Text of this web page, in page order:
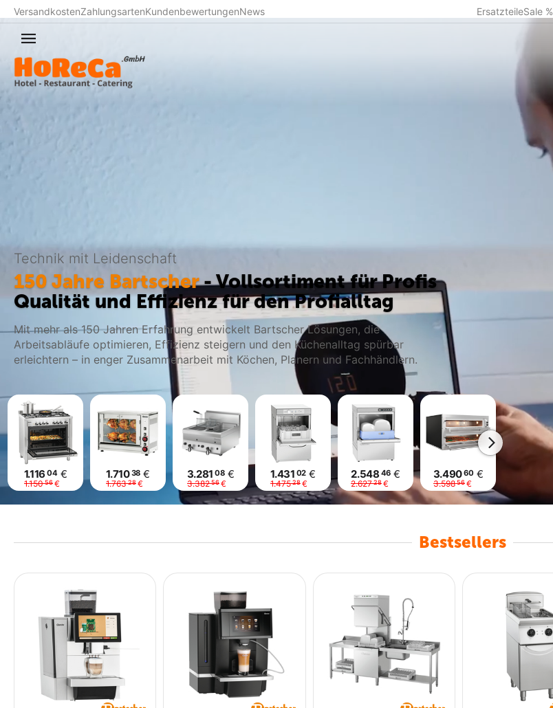
VersandkostenZahlungsartenKundenbewertungenNews ErsatzteileSale %
1.116 04 €
1.15056 €
1.71038 €
1.76328€
3.281 08 €
3.38256 €
1.431 02 €
1.47528€
2.548 46 €
2.62728€
3.49060 €
3.59856 €
Technik mit Leidenschaft
150 Jahre Bartscher- Vollsortiment für Profis
Qualität und Effizienz für den Profialltag
Mit mehr als 150 Jahren Erfahrung entwickelt Bartscher Lösungen, die
Arbeitsabläufe optimieren, Effizienz steigern und den Küchenalltag spürbar
erleichtern – in enger Zusammenarbeit mit Köchen, Planern und Fachhändlern.
Bestsellers